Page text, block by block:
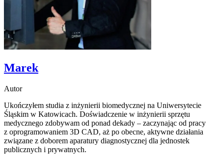
Marek
Autor
Ukończyłem studia z inżynierii biomedycznej na Uniwersytecie
Śląskim w Katowicach. Doświadczenie w inżynierii sprzętu
medycznego zdobywam od ponad dekady – zaczynając od pracy
z oprogramowaniem 3D CAD, aż po obecne, aktywne działania
związane z doborem aparatury diagnostycznej dla jednostek
publicznych i prywatnych.